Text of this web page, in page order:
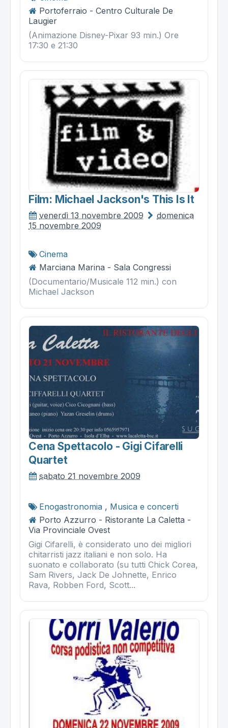
Portoferraio - Centro Culturale De
Laugier
(Animazione Disney-Pixar 93 min.) Ore
17:30 e 21:30
Film: Michael Jackson's This Is It
venerdì 13 novembre 2009
domenica
15 novembre 2009
Cinema
Marciana Marina - Sala Congressi
(Documentario/Musicale 112 min.) con
Michael Jackson
Cena Spettacolo - Gigi Cifarelli
Quartet
sabato 21 novembre 2009
Enogastronomia , Musica e concerti
Porto Azzurro - Ristorante La Caletta -
Via Provinciale Ovest
Gigi Cifarelli, è considerato uno dei migliori
chitarristi jazz italiani e non solo. Ha
suonato e collaborato (su tutti Chick Corea,
Sam Rivers, Jack De Johnette, Enrico
Rava, Robben Ford, Scott...